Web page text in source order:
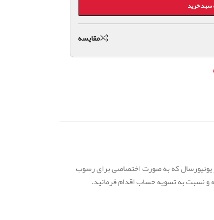
سبد خرید
مقايسه
یونیورسال که به صورت اختصاصی برای رسوب